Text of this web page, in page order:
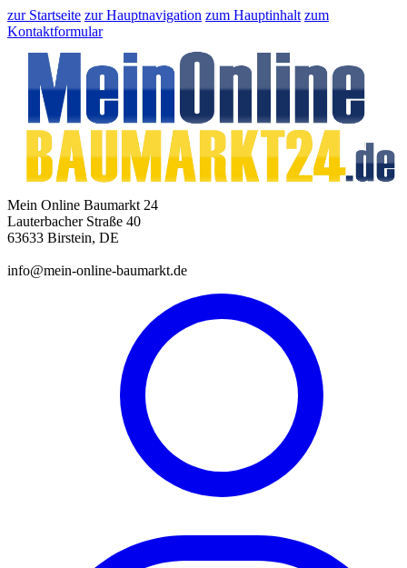
zur Startseite zur Hauptnavigation zum Hauptinhalt zum
Kontaktformular
Mein Online Baumarkt 24
Lauterbacher Straße 40
63633 Birstein, DE
info@mein-online-baumarkt.de